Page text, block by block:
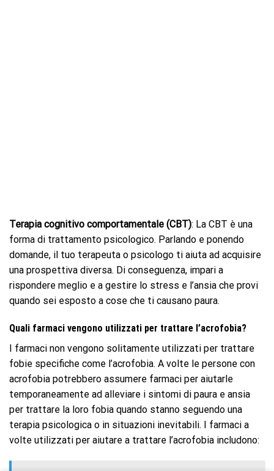
Terapia cognitivo comportamentale (CBT): La CBT è una
forma di trattamento psicologico. Parlando e ponendo
domande, il tuo terapeuta o psicologo ti aiuta ad acquisire
una prospettiva diversa. Di conseguenza, impari a
rispondere meglio e a gestire lo stress e l’ansia che provi
quando sei esposto a cose che ti causano paura.
Quali farmaci vengono utilizzati per trattare l’acrofobia?
I farmaci non vengono solitamente utilizzati per trattare
fobie specifiche come l’acrofobia. A volte le persone con
acrofobia potrebbero assumere farmaci per aiutarle
temporaneamente ad alleviare i sintomi di paura e ansia
per trattare la loro fobia quando stanno seguendo una
terapia psicologica o in situazioni inevitabili. I farmaci a
volte utilizzati per aiutare a trattare l’acrofobia includono: